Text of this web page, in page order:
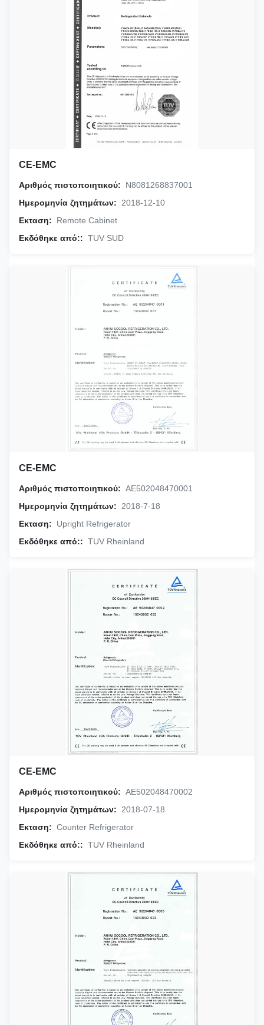
CE-EMC
Αριθμός πιστοποιητικού:
N8081268837001
Ημερομηνία ζητημάτων:
2018-12-10
Εκταση:
Remote Cabinet
Εκδόθηκε από:: TUV SUD
CE-EMC
Αριθμός πιστοποιητικού: AE502048470001
Ημερομηνία ζητημάτων:
2018-7-18
Εκταση:
Upright Refrigerator
Εκδόθηκε από:: TUV Rheinland
CE-EMC
Αριθμός πιστοποιητικού: AE502048470002
Ημερομηνία ζητημάτων:
2018-07-18
Εκταση: Counter Refrigerator
Εκδόθηκε από:: TUV Rheinland